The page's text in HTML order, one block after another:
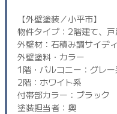
【外壁塗装／小平市】
物件タイプ：2階建て、
外壁材：石積み調サイデ
外壁塗料・カラー
1階・バルコニー：グレー
2階：ホワイト系
付帯部カラー：ブラック
塗装担当者：奥